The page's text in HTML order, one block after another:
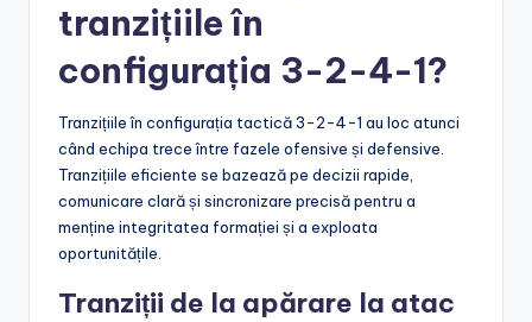
tranzițiile în
configurația 3-2-4-1?
Tranzițiile în configurația tactică 3-2-4-1 au loc atunci
când echipa trece între fazele ofensive și defensive.
Tranzițiile eficiente se bazează pe decizii rapide,
comunicare clară și sincronizare precisă pentru a
menține integritatea formației și a exploata
oportunitățile.
Tranziții de la apărare la atac